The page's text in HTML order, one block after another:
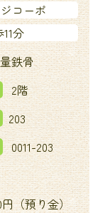
コーポ
分
鉄骨
2階
203
0011-203
（預り金）